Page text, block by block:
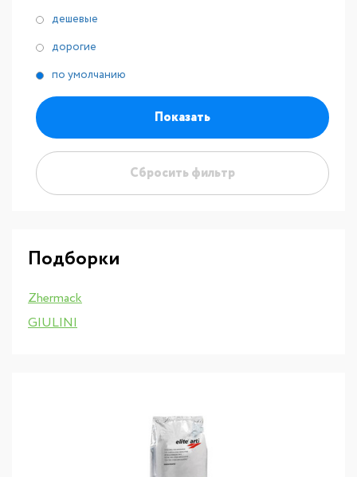
дешевые
дорогие
по умолчанию
Показать
Сбросить фильтр
Подборки
Zhermack
GIULINI